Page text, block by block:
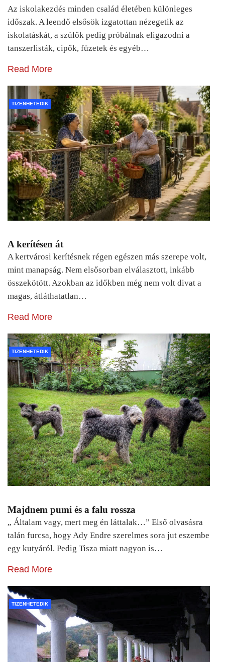
Az iskolakezdés minden család életében különleges
időszak. A leendő elsősök izgatottan nézegetik az
iskolatáskát, a szülők pedig próbálnak eligazodni a
tanszerlisták, cipők, füzetek és egyéb…
Read More
TIZENHETEDIK
A kerítésen át
A kertvárosi kerítésnek régen egészen más szerepe volt,
mint manapság. Nem elsősorban elválasztott, inkább
összekötött. Azokban az időkben még nem volt divat a
magas, átláthatatlan…
Read More
TIZENHETEDIK
Majdnem pumi és a falu rossza
„ Általam vagy, mert meg én láttalak…” Első olvasásra
talán furcsa, hogy Ady Endre szerelmes sora jut eszembe
egy kutyáról. Pedig Tisza miatt nagyon is…
Read More
TIZENHETEDIK